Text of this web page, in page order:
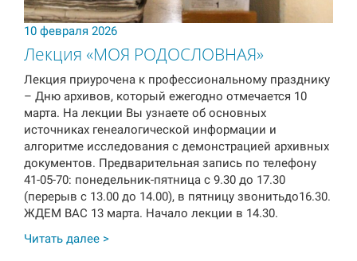
10 февраля 2026
Лекция «МОЯ РОДОСЛОВНАЯ»
Лекция приурочена к профессиональному празднику
– Дню архивов, который ежегодно отмечается 10
марта. На лекции Вы узнаете об основных
источниках генеалогической информации и
алгоритме исследования с демонстрацией архивных
документов. Предварительная запись по телефону
41-05-70: понедельник-пятница с 9.30 до 17.30
(перерыв с 13.00 до 14.00), в пятницу звонитьдо16.30.
ЖДЕМ ВАС 13 марта. Начало лекции в 14.30.
Читать далее >